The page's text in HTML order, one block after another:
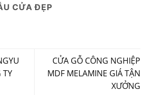
CỬA ĐẸP
TY
CỬA GỖ CÔNG NGHIỆP
MDF MELAMINE GIÁ TẬN
XƯỞNG